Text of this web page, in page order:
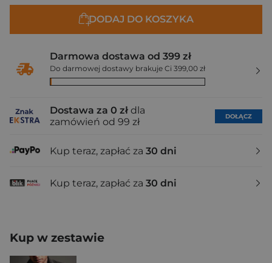
DODAJ DO KOSZYKA
Darmowa dostawa od 399 zł
Do darmowej dostawy brakuje Ci 399,00 zł
Dostawa za 0 zł dla
zamówień od 99 zł
DOŁĄCZ
Kup teraz, zapłać za 30 dni
Kup teraz, zapłać za 30 dni
Kup w zestawie